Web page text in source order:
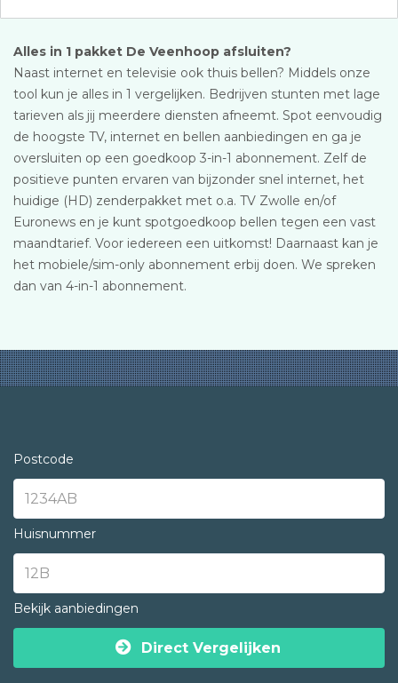
Alles in 1 pakket De Veenhoop afsluiten?
Naast internet en televisie ook thuis bellen? Middels onze
tool kun je alles in 1 vergelijken. Bedrijven stunten met lage
tarieven als jij meerdere diensten afneemt. Spot eenvoudig
de hoogste TV, internet en bellen aanbiedingen en ga je
oversluiten op een goedkoop 3-in-1 abonnement. Zelf de
positieve punten ervaren van bijzonder snel internet, het
huidige (HD) zenderpakket met o.a. TV Zwolle en/of
Euronews en je kunt spotgoedkoop bellen tegen een vast
maandtarief. Voor iedereen een uitkomst! Daarnaast kan je
het mobiele/sim-only abonnement erbij doen. We spreken
dan van 4-in-1 abonnement.
Postcode
Huisnummer
Bekijk aanbiedingen
Direct Vergelijken